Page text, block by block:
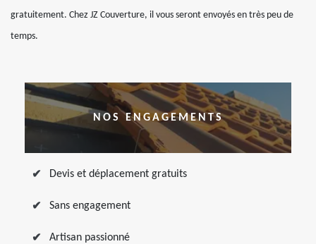
gratuitement. Chez JZ Couverture, il vous seront envoyés en très peu de
temps.
NOS ENGAGEMENTS
Devis et déplacement gratuits
Sans engagement
Artisan passionné